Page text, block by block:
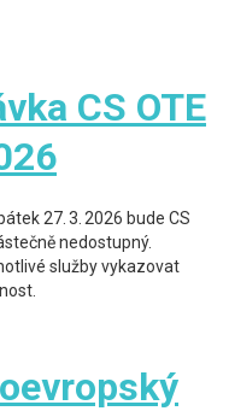
CS OTE
27. 3. 2026 bude CS
nedostupný.
služby vykazovat